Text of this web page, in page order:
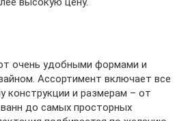
очень удобными формами и
Ассортимент включает все
конструкции и размерам – от
до самых просторных